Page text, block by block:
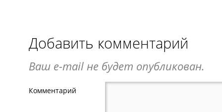
Добавить комментарий
Ваш e-mail не будет опубликован.
Комментарий